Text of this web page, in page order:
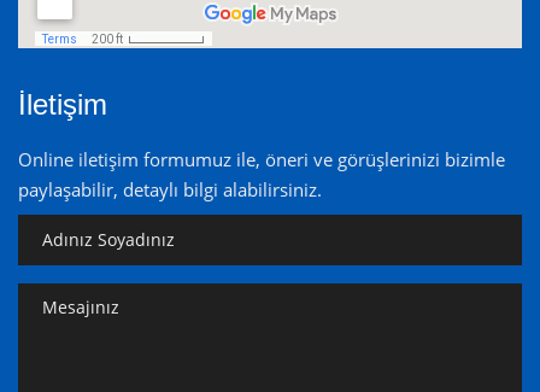
İletişim
Online iletişim formumuz ile, öneri ve görüşlerinizi bizimle
paylaşabilir, detaylı bilgi alabilirsiniz.